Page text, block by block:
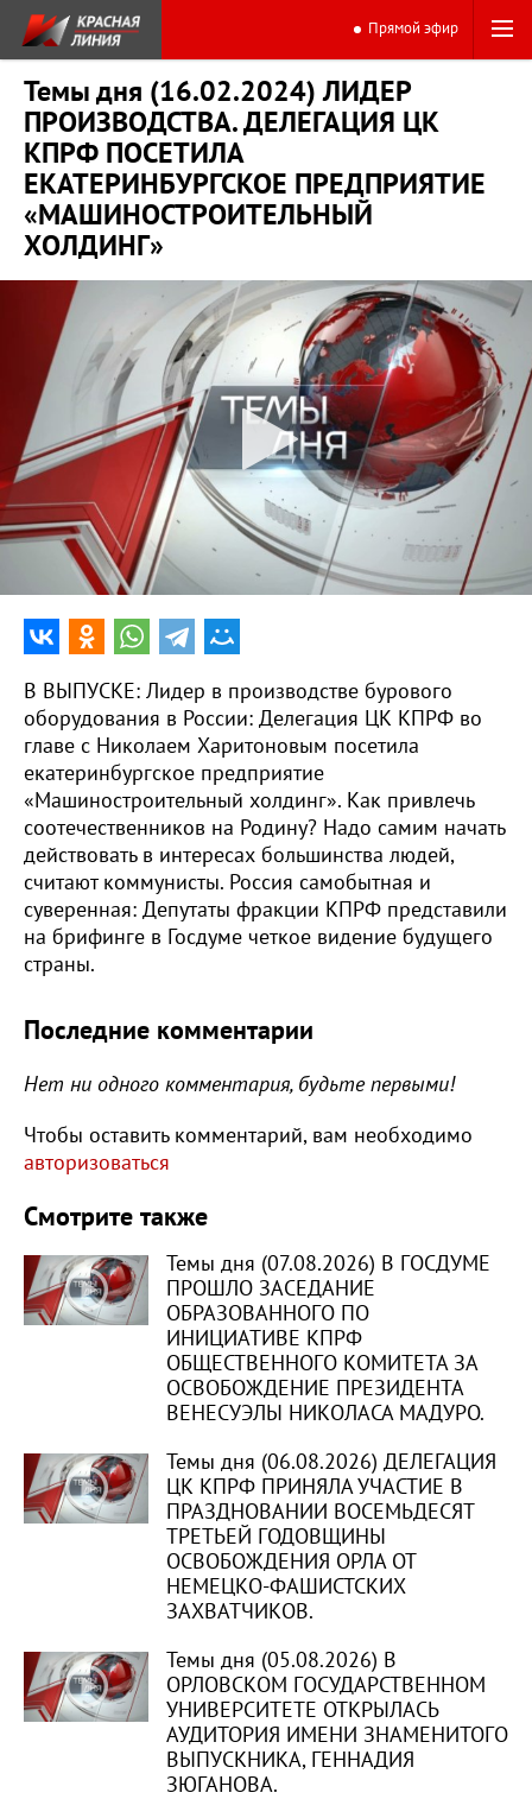
Прямой эфир
Темы дня (16.02.2024) ЛИДЕР
ПРОИЗВОДСТВА. ДЕЛЕГАЦИЯ ЦК
КПРФ ПОСЕТИЛА
ЕКАТЕРИНБУРГСКОЕ ПРЕДПРИЯТИЕ
«МАШИНОСТРОИТЕЛЬНЫЙ
ХОЛДИНГ»
0:00
В ВЫПУСКЕ: Лидер в производстве бурового
оборудования в России: Делегация ЦК КПРФ во
главе с Николаем Харитоновым посетила
екатеринбургское предприятие
«Машиностроительный холдинг». Как привлечь
соотечественников на Родину? Надо самим начать
действовать в интересах большинства людей,
считают коммунисты. Россия самобытная и
суверенная: Депутаты фракции КПРФ представили
на брифинге в Госдуме четкое видение будущего
страны.
Последние комментарии
Нет ни одного комментария, будьте первыми!
Чтобы оставить комментарий, вам необходимо
авторизоваться
Смотрите также
Темы дня (07.08.2026) В ГОСДУМЕ
ПРОШЛО ЗАСЕДАНИЕ
ОБРАЗОВАННОГО ПО
ИНИЦИАТИВЕ КПРФ
ОБЩЕСТВЕННОГО КОМИТЕТА ЗА
ОСВОБОЖДЕНИЕ ПРЕЗИДЕНТА
ВЕНЕСУЭЛЫ НИКОЛАСА МАДУРО.
Темы дня (06.08.2026) ДЕЛЕГАЦИЯ
ЦК КПРФ ПРИНЯЛА УЧАСТИЕ В
ПРАЗДНОВАНИИ ВОСЕМЬДЕСЯТ
ТРЕТЬЕЙ ГОДОВЩИНЫ
ОСВОБОЖДЕНИЯ ОРЛА ОТ
НЕМЕЦКО-ФАШИСТСКИХ
ЗАХВАТЧИКОВ.
Темы дня (05.08.2026) В
ОРЛОВСКОМ ГОСУДАРСТВЕННОМ
УНИВЕРСИТЕТЕ ОТКРЫЛАСЬ
АУДИТОРИЯ ИМЕНИ ЗНАМЕНИТОГО
ВЫПУСКНИКА, ГЕННАДИЯ
ЗЮГАНОВА.